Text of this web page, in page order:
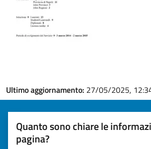
Ultimo aggiornamento: 27/05/2025,
Quanto sono chiare le
pagina?